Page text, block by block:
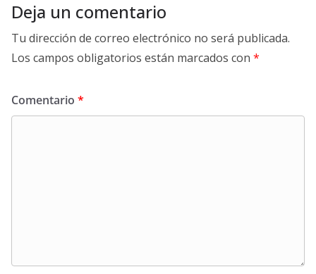
Deja un comentario
Tu dirección de correo electrónico no será publicada.
Los campos obligatorios están marcados con *
Comentario *